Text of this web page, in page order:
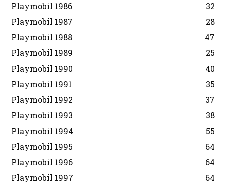
Playmobil 1986
32
Playmobil 1987
28
Playmobil 1988
47
Playmobil 1989
25
Playmobil 1990
40
Playmobil 1991
35
Playmobil 1992
37
Playmobil 1993
38
Playmobil 1994
55
Playmobil 1995
64
Playmobil 1996
64
Playmobil 1997
64